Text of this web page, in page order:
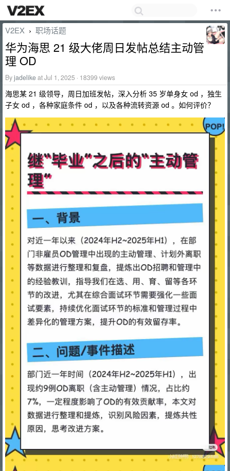
V2EX › 职场话题
华为海思 21 级大佬周日发帖总结主动管
理 OD
Byjadelikeat Jul 1, 2025 · 18399 views
海思某 21 级领导，周日加班发帖，深入分析 35 岁单身女 od ，独生
子女 od ，各种家庭条件 od ，以及各种流转资源 od 。如何评价？